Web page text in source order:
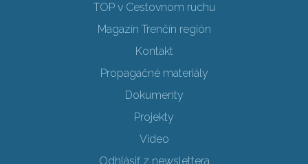
TOP v Cestovnom ruchu
Magazín Trenčín región
Kontakt
Propagačné materiály
Dokumenty
Projekty
Video
Odhlásiť z newslettera